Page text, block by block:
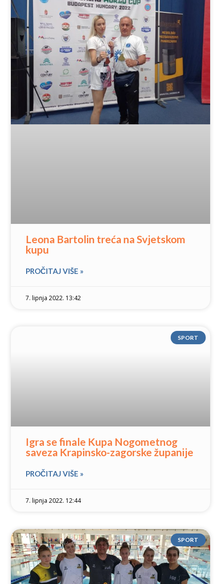
Leona Bartolin treća na Svjetskom
kupu
PROČITAJ VIŠE »
7. lipnja 2022. 13:42
SPORT
Igra se finale Kupa Nogometnog
saveza Krapinsko-zagorske županije
PROČITAJ VIŠE »
7. lipnja 2022. 12:44
SPORT